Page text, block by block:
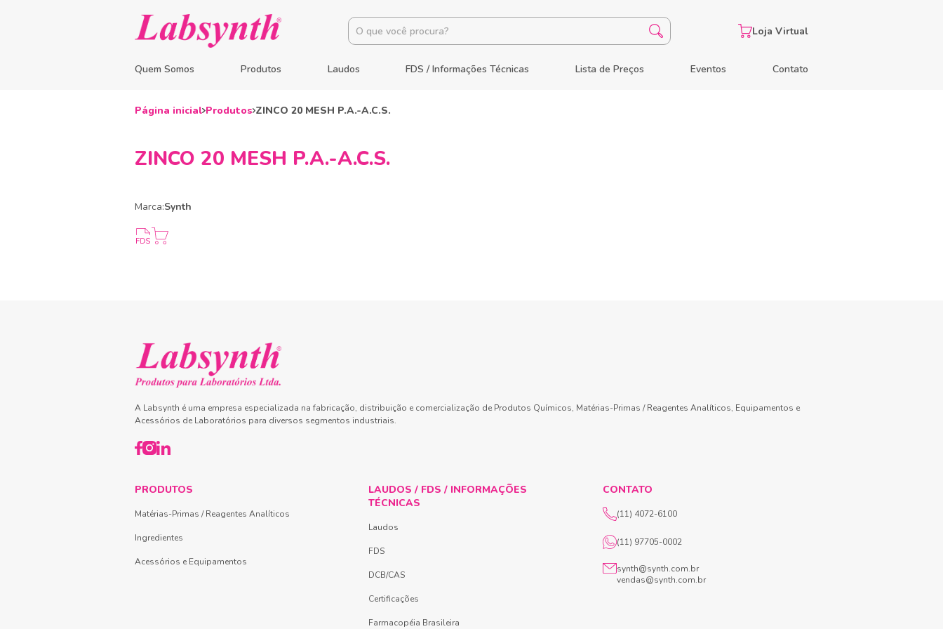
Quem Somos Produtos Laudos FDS / Informações Técnicas Lista de Preços Eventos Contato
Loja Virtual
Página inicial Produtos ZINCO 20 MESH P.A.-A.C.S.
ZINCO 20 MESH P.A.-A.C.S.
Marca:Synth
A Labsynth é uma empresa especializada na fabricação, distribuição e comercialização de Produtos Químicos, Matérias-Primas / Reagentes Analíticos, Equipamentos e
Acessórios de Laboratórios para diversos segmentos industriais.
PRODUTOS
Matérias-Primas / Reagentes Analíticos
Ingredientes
Acessórios e Equipamentos
LAUDOS / FDS / INFORMAÇÕES
TÉCNICAS
Laudos
FDS
DCB/CAS
Certificações
Farmacopéia Brasileira
CONTATO
(11) 4072-6100
(11) 97705-0002
synth@synth.com.br
vendas@synth.com.br